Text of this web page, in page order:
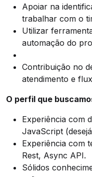
Apoiar na
trabalhar com o
Utilizar
automação do
Contribuição no
atendimento e
O perfil que
Experiência com
JavaScript
Experiência com
Rest, Async API.
Sólidos